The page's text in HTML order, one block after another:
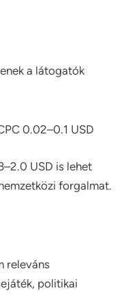
a látogatók
0.02–0.1 USD
USD is lehet
forgalmat.
releváns
politikai